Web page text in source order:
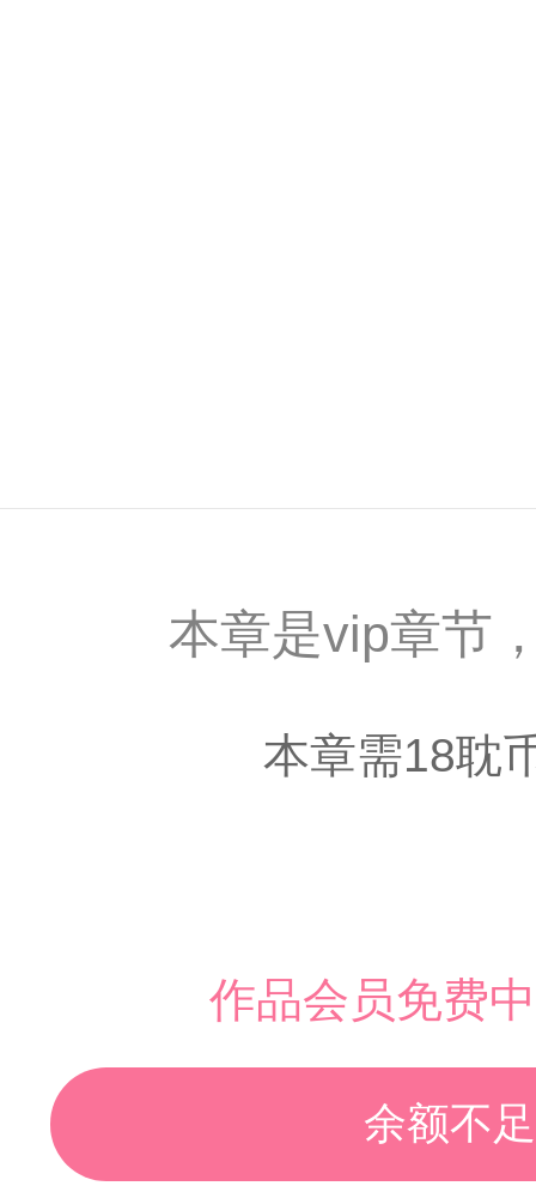
本章是vip章节
本章需18耽
作品会员免费中
余额不